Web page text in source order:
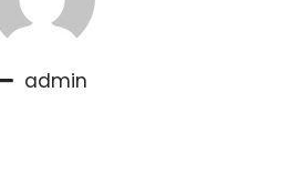
admin